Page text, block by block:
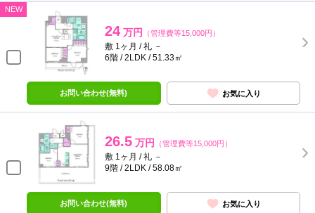
NEW
24 万円 （管理費等15,000円）
敷 1ヶ月 / 礼 －
6階 / 2LDK / 51.33㎡
お問い合わせ(無料) お気に入り
26.5 万円 （管理費等15,000円）
敷 1ヶ月 / 礼 －
9階 / 2LDK / 58.08㎡
お問い合わせ(無料) お気に入り